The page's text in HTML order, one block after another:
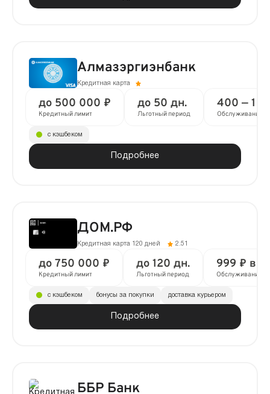
Алмазэргиэнбанк
Кредитная карта
до 500 000 ₽
Кредитный лимит
до 50 дн.
Льготный период
400 — 1
Обслуживание
Подробнее
с кэшбеком
ДОМ.РФ
Кредитная карта 120 дней 2.51
до 750 000 ₽
Кредитный лимит
до 120 дн.
Льготный период
999 ₽ в
Обслуживание
Подробнее
с кэшбеком бонусы за покупки доставка курьером
ББР Банк